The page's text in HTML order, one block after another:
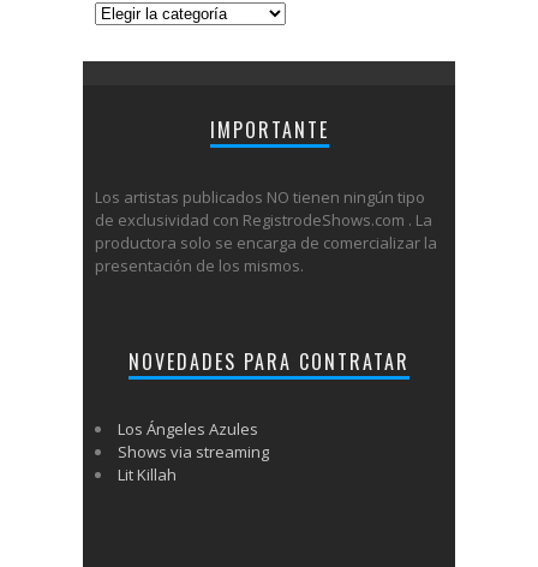
Categorías
IMPORTANTE
Los artistas publicados NO tienen ningún tipo
de exclusividad con RegistrodeShows.com . La
productora solo se encarga de comercializar la
presentación de los mismos.
NOVEDADES PARA CONTRATAR
Los Ángeles Azules
Shows via streaming
Lit Killah